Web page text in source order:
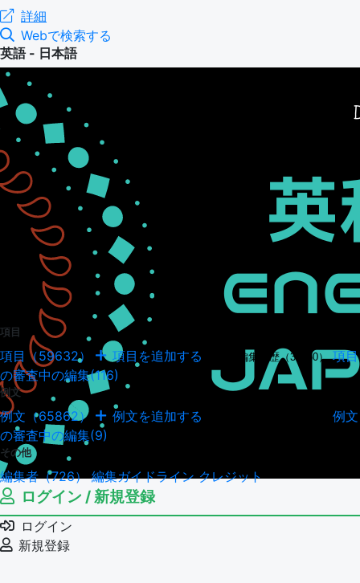
詳細
Webで検索する
英語 - 日本語
項目
項目（59632） 項目を追加する 項目の編集履歴（34950） 項目
の審査中の編集(116)
例文
例文（65862） 例文を追加する
例文
の審査中の編集(9)
その他
編集者（726）編集ガイドラインクレジット
ログイン / 新規登録
ログイン
新規登録